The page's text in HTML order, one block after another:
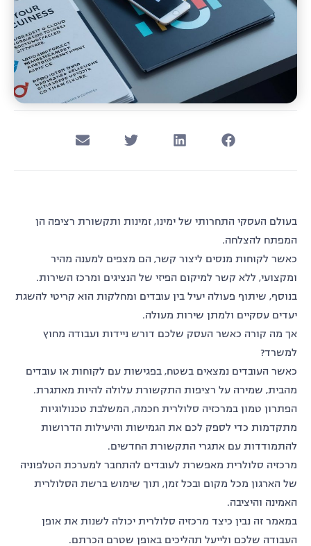
בעולם העסקי התחרותי של ימינו, זמינות ותקשורת רציפה הן
המפתח להצלחה.
כאשר לקוחות מנסים ליצור קשר, הם מצפים למענה מהיר
ומקצועי, ללא קשר למיקום הפיזי של הנציגים ומרכז השירות.
בנוסף, שיתוף פעולה יעיל בין עובדים ומחלקות הוא קריטי להשגת
יעדים עסקיים ולמתן שירות מעולה.
אך מה קורה כאשר העסק שלכם דורש ניידות ועבודה מחוץ
למשרד?
כאשר העובדים נמצאים בשטח, בפגישות עם לקוחות או עובדים
מהבית, שמירה על רציפות התקשורת עלולה להיות מאתגרת.
הפתרון טמון במרכזיה סלולרית חכמה, המשלבת טכנולוגיות
מתקדמות כדי לספק לכם את הגמישות והיעילות הדרושות
להתמודדות עם אתגרי התקשורת החדשים.
מרכזיה סלולרית מאפשרת לעובדים להתחבר למערכת הטלפוניה
של הארגון מכל מקום ובכל זמן, תוך שימוש ברשת הסלולרית
האמינה והיציבה.
במאמר זה נבין כיצד מרכזיה סלולרית יכולה לשנות את אופן
העבודה שלכם ולייעל תהליכים באופן שטרם הכרתם.